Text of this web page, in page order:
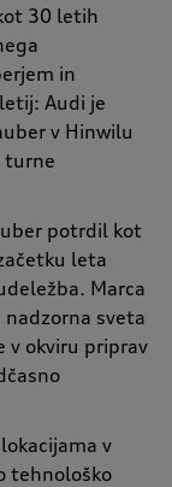
30 letih
in
Audi je
v Hinwilu
turne
potrdil kot
leta
Marca
sveta
v okviru priprav
v
tehnološko